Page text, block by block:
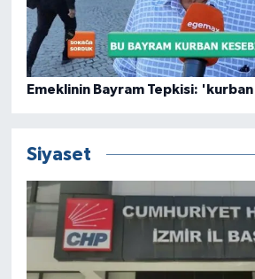
Emeklinin Bayram Tepkisi:
Siyaset